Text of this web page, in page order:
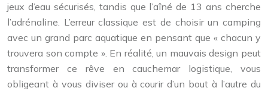
jeux d’eau sécurisés, tandis que l’aîné de 13 ans cherche
l’adrénaline. L’erreur classique est de choisir un camping
avec un grand parc aquatique en pensant que « chacun y
trouvera son compte ». En réalité, un mauvais design peut
transformer ce rêve en cauchemar logistique, vous
obligeant à vous diviser ou à courir d’un bout à l’autre du